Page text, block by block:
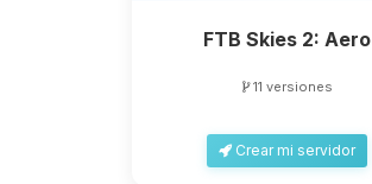
FTB Skies 2: Aero
11 versiones
Crear mi servidor